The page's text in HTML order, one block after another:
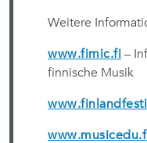
Weitere
www.fimic.fi –
finnische Musik